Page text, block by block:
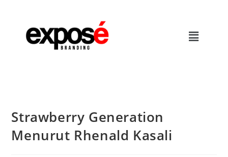
Strawberry Generation
Menurut Rhenald Kasali